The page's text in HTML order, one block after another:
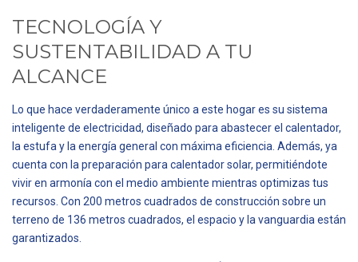
TECNOLOGÍA Y
SUSTENTABILIDAD A TU
ALCANCE
Lo que hace verdaderamente único a este hogar es su sistema
inteligente de electricidad, diseñado para abastecer el calentador,
la estufa y la energía general con máxima eficiencia. Además, ya
cuenta con la preparación para calentador solar, permitiéndote
vivir en armonía con el medio ambiente mientras optimizas tus
recursos. Con 200 metros cuadrados de construcción sobre un
terreno de 136 metros cuadrados, el espacio y la vanguardia están
garantizados.